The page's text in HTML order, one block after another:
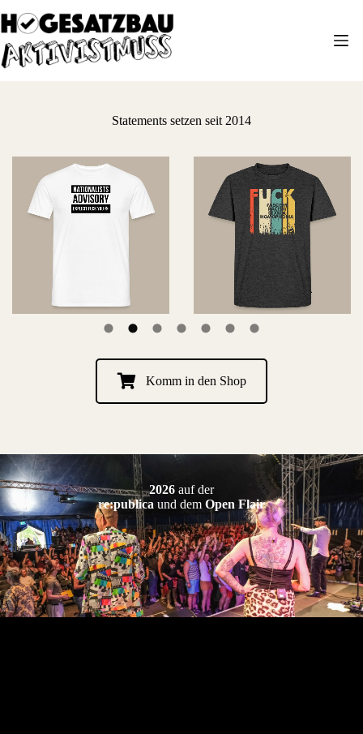
Inhalt
springen
Statements setzen seit 2014
Komm in den Shop
2026 auf der
re:publica und dem Open Flair